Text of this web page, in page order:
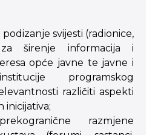
svijesti (radionice,
širenje informacija i
opće javne te javne i
programskog
različiti aspekti
inicijativa;
razmjene